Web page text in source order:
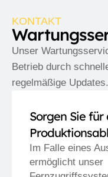
KONTAKT
Unser
Betrieb durch
regelmäßige Updates.
Sorgen Sie
Im Falle eines
ermöglicht unser